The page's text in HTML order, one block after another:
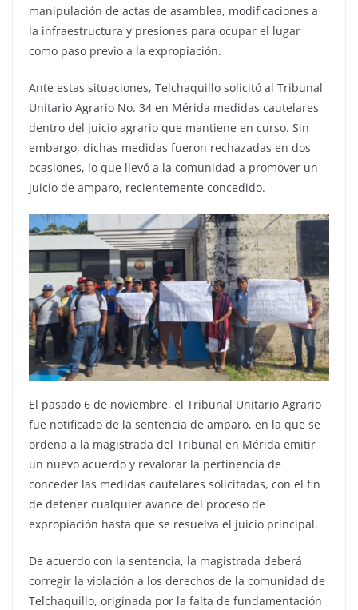
manipulación de actas de asamblea, modificaciones a
la infraestructura y presiones para ocupar el lugar
como paso previo a la expropiación.
Ante estas situaciones, Telchaquillo solicitó al Tribunal
Unitario Agrario No. 34 en Mérida medidas cautelares
dentro del juicio agrario que mantiene en curso. Sin
embargo, dichas medidas fueron rechazadas en dos
ocasiones, lo que llevó a la comunidad a promover un
juicio de amparo, recientemente concedido.
El pasado 6 de noviembre, el Tribunal Unitario Agrario
fue notificado de la sentencia de amparo, en la que se
ordena a la magistrada del Tribunal en Mérida emitir
un nuevo acuerdo y revalorar la pertinencia de
conceder las medidas cautelares solicitadas, con el fin
de detener cualquier avance del proceso de
expropiación hasta que se resuelva el juicio principal.
De acuerdo con la sentencia, la magistrada deberá
corregir la violación a los derechos de la comunidad de
Telchaquillo, originada por la falta de fundamentación